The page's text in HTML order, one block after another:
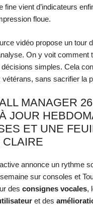
fine vient d’indicateurs
floue.
vidéo propose un tour
On y voit comment
simples. Cela
sans sacrifier la
MANAGER
JOUR
ET UNE
CLAIRE
annonce un rythme
sur consoles et
des consignes vocales,
et des